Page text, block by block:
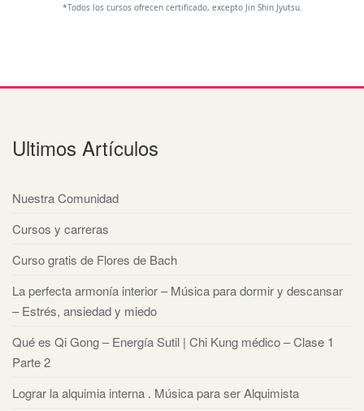
*Todos los cursos ofrecen certificado, excepto Jin Shin Jyutsu.
Ultimos Artículos
Nuestra Comunidad
Cursos y carreras
Curso gratis de Flores de Bach
La perfecta armonía interior – Música para dormir y descansar
– Estrés, ansiedad y miedo
Qué es Qi Gong – Energía Sutil | Chi Kung médico – Clase 1
Parte 2
Lograr la alquimia interna . Música para ser Alquimista